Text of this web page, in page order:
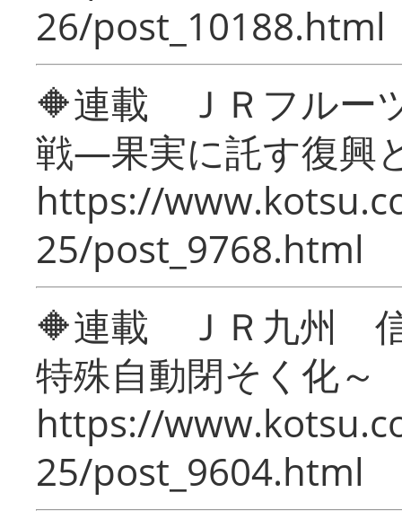
26/post_10188.html
🔶連載 ＪＲフルー
戦―果実に託す復興
https://
25/post_9768.html
🔶連載 ＪＲ九州 信
特殊自動閉そく化～
https://
25/post_9604.html